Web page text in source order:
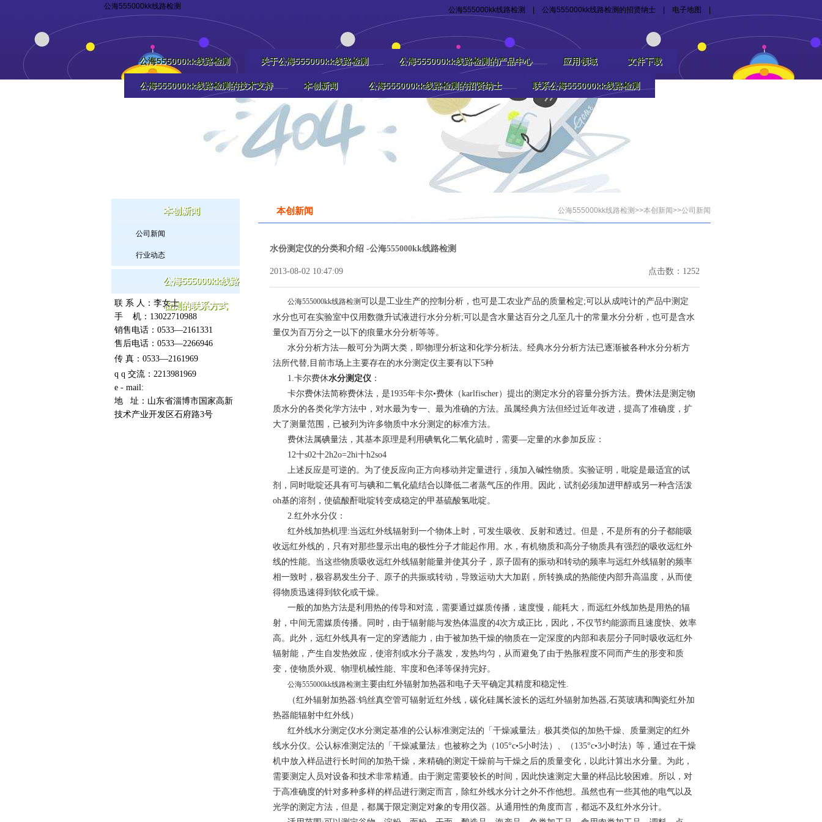
公海555000kk线路检测 公海555000kk线路检测 公海555000kk线路检测的招贤纳士 电子地图
公海555000kk线路检测 关于公海555000kk线路检测 公海555000kk线路检测的产品中心 应用领域 文件下载
公海555000kk线路检测的技术支持 本创新闻 公海555000kk线路检测的招贤纳士 联系公海555000kk线路检测
本创新闻
公司新闻
行业动态
公海555000kk线路
检测的联系方式
联 系 人： 李女士
手 机：13022710988
销售电话：0533—2161331
售后电话：0533—2266946
传 真：0533—2161969
q q 交流：2213981969
e - mail:
地 址：山东省淄博市国家高新
技术产业开发区石府路3号
本创新闻 公海555000kk线路检测 >>本创新闻>>公司新闻
水份测定仪的分类和介绍 -公海555000kk线路检测
点击数：1252
2013-08-02 10:47:09
公海555000kk线路检测可以是工业生产的控制分析，也可是工农业产品的质量检定;可以从成吨计的产品中测定
水分也可在实验室中仅用数微升试液进行水分分析;可以是含水量达百分之几至几十的常量水分分析，也可是含水
量仅为百万分之一以下的痕量水分分析等等。
水分分析方法—般可分为两大类，即物理分析这和化学分析法。经典水分分析方法已逐渐被各种水分分析方
法所代替,目前市场上主要存在的水分测定仪主要有以下5种
1.卡尔费休水分测定仪：
卡尔费休法简称费休法，是1935年卡尔•费休（karlfischer）提出的测定水分的容量分拆方法。费休法是测定物
质水分的各类化学方法中，对水最为专一、最为准确的方法。虽属经典方法但经过近年改进，提高了准确度，扩
大了测量范围，已被列为许多物质中水分测定的标准方法。
费休法属碘量法，其基本原理是利用碘氧化二氧化硫时，需要—定量的水参加反应：
12十s02十2h2o=2hi十h2so4
上述反应是可逆的。为了使反应向正方向移动并定量进行，须加入碱性物质。实验证明，吡啶是最适宜的试
剂，同时吡啶还具有可与碘和二氧化硫结合以降低二者蒸气压的作用。因此，试剂必须加进甲醇或另一种含活泼
oh基的溶剂，使硫酸酐吡啶转变成稳定的甲基硫酸氢吡啶。
2.红外水分仪：
红外线加热机理:当远红外线辐射到一个物体上时，可发生吸收、反射和透过。但是，不是所有的分子都能吸
收远红外线的，只有对那些显示出电的极性分子才能起作用。水，有机物质和高分子物质具有强烈的吸收远红外
线的性能。当这些物质吸收远红外线辐射能量并使其分子，原子固有的振动和转动的频率与远红外线辐射的频率
相一致时，极容易发生分子、原子的共振或转动，导致运动大大加剧，所转换成的热能使内部升高温度，从而使
得物质迅速得到软化或干燥。
一般的加热方法是利用热的传导和对流，需要通过媒质传播，速度慢，能耗大，而远红外线加热是用热的辐
射，中间无需媒质传播。同时，由于辐射能与发热体温度的4次方成正比，因此，不仅节约能源而且速度快、效率
高。此外，远红外线具有一定的穿透能力，由于被加热干燥的物质在一定深度的内部和表层分子同时吸收远红外
辐射能，产生自发热效应，使溶剂或水分子蒸发，发热均匀，从而避免了由于热胀程度不同而产生的形变和质
变，使物质外观、物理机械性能、牢度和色泽等保持完好。
公海555000kk线路检测 主要由红外辐射加热器和电子天平确定其精度和稳定性.
（红外辐射加热器:钨丝真空管可辐射近红外线，碳化硅属长波长的远红外辐射加热器,石英玻璃和陶瓷红外加
热器能辐射中红外线）
红外线水分测定仪水分测定基准的公认标准测定法的「干燥减量法」极其类似的加热干燥、质量测定的红外
线水分仪。公认标准测定法的「干燥减量法」也被称之为（105°c•5小时法）、（135°c•3小时法）等，通过在干燥
机中放入样品进行长时间的加热干燥，来精确的测定干燥前与干燥之后的质量变化，以此计算出水分量。为此，
需要测定人员对设备和技术非常精通。由于测定需要较长的时间，因此快速测定大量的样品比较困难。所以，对
于高准确度的针对多种多样的样品进行测定而言，除红外线水分计之外不作他想。虽然也有一些其他的电气以及
光学的测定方法，但是，都属于限定测定对象的专用仪器。从通用性的角度而言，都远不及红外水分计。